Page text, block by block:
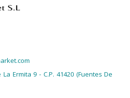
Ermita 9 - C.P. 41420 (Fuentes De